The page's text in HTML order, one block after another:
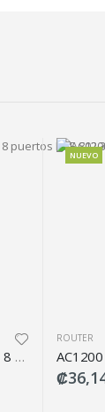
Switch PoE administrable. 8 puertos PoE 802.3af/at RJ45 de 10/100 Mbps. 1 puerto RJ45 de 10/100/1000 Mbps
NUEVO
ROUTER